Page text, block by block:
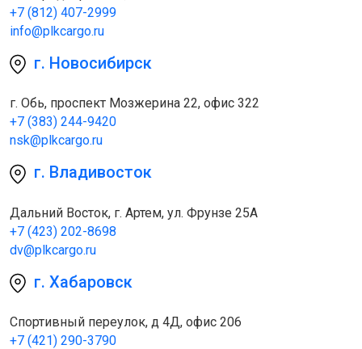
+7 (812) 407-2999
info@plkcargo.ru
г. Новосибирск
г. Обь, проспект Мозжерина 22, офис 322
+7 (383) 244-9420
nsk@plkcargo.ru
г. Владивосток
Дальний Восток, г. Артем, ул. Фрунзе 25А
+7 (423) 202-8698
dv@plkcargo.ru
г. Хабаровск
Спортивный переулок, д 4Д, офис 206
+7 (421) 290-3790